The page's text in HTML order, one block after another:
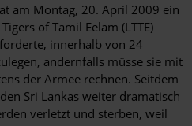
am Montag, 20. April 2009 ein
of Tamil Eelam (LTTE)
innerhalb von 24
andernfalls müsse sie mit
der Armee rechnen. Seitdem
Sri Lankas weiter dramatisch
verletzt und sterben, weil